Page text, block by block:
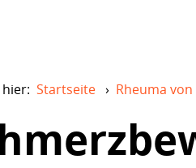
Startseite › Rheuma von